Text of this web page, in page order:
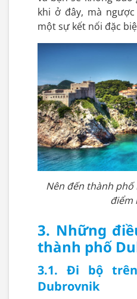
khi ở đây, mà
một sự kết nối đặc
Nên đến thành
điểm
3. Những
thành phố
3.1. Đi bộ
Dubrovnik